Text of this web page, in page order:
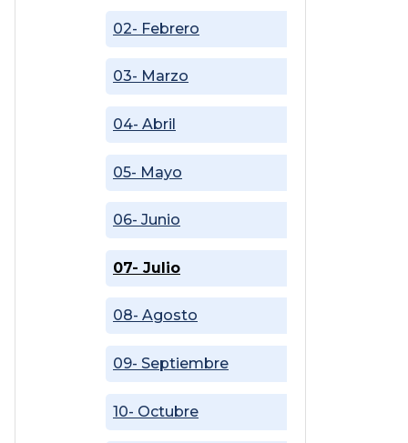
02- Febrero
03- Marzo
04- Abril
05- Mayo
06- Junio
07- Julio
08- Agosto
09- Septiembre
10- Octubre